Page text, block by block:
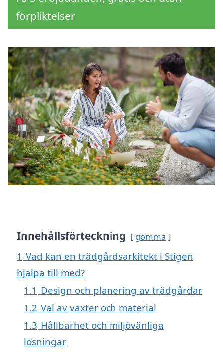
förpliktelser
Innehållsförteckning gömma
1 Vad kan en trädgårdsarkitekt i Stigen
hjälpa till med?
1.1 Design och planering av trädgårdar
1.2 Val av växter och material
1.3 Hållbarhet och miljövänliga
lösningar